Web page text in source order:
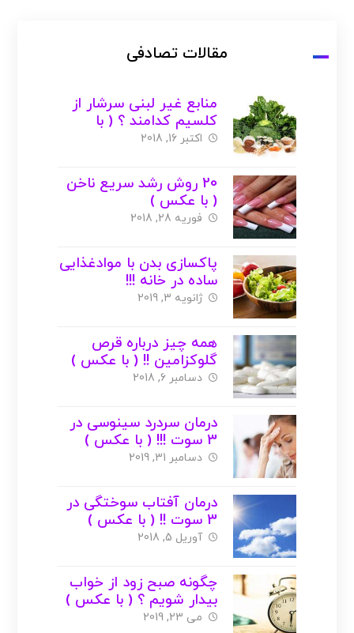
مقالات تصادفی
منابع غیر لبنی سرشار از
کلسیم کدامند ؟ ( با
عکس )
اکتبر 16, 2018
20 روش رشد سریع ناخن
( با عکس )
فوریه 28, 2018
پاکسازی بدن با موادغذایی
ساده در خانه !!!
ژانویه 3, 2019
همه چیز درباره قرص
گلوکزامین !! ( با عکس )
دسامبر 6, 2018
درمان سردرد سینوسی در
3 سوت !!! ( با عکس )
دسامبر 31, 2019
درمان آفتاب سوختگی در
3 سوت !! ( با عکس )
آوریل 5, 2018
چگونه صبح زود از خواب
بیدار شویم ؟ ( با عکس )
می 23, 2019